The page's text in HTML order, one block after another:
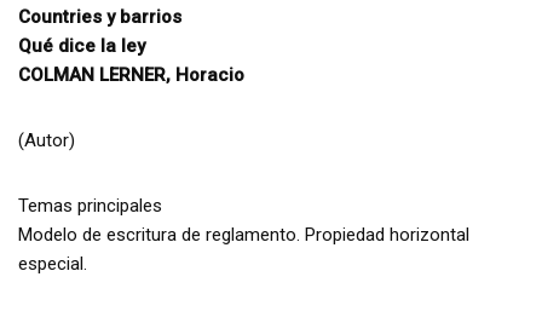
Countries y barrios
Qué dice la ley
COLMAN LERNER, Horacio
(Autor)
Temas principales
Modelo de escritura de reglamento. Propiedad horizontal
especial.